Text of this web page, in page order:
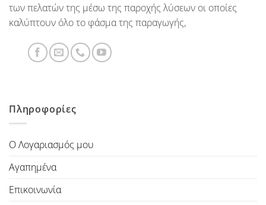
των πελατών της μέσω της παροχής λύσεων οι οποίες
καλύπτουν όλο το φάσμα της παραγωγής,
Πληροφορίες
Ο Λογαριασμός μου
Αγαπημένα
Επικοινωνία